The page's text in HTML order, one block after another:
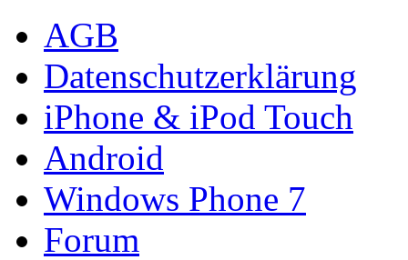
AGB
Datenschutzerklärung
iPhone & iPod Touch
Android
Windows Phone 7
Forum